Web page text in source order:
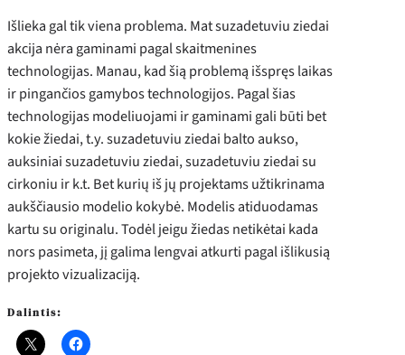
Išlieka gal tik viena problema. Mat suzadetuviu ziedai
akcija nėra gaminami pagal skaitmenines
technologijas. Manau, kad šią problemą išspręs laikas
ir pingančios gamybos technologijos. Pagal šias
technologijas modeliuojami ir gaminami gali būti bet
kokie žiedai, t.y. suzadetuviu ziedai balto aukso,
auksiniai suzadetuviu ziedai, suzadetuviu ziedai su
cirkoniu ir k.t. Bet kurių iš jų projektams užtikrinama
aukščiausio modelio kokybė. Modelis atiduodamas
kartu su originalu. Todėl jeigu žiedas netikėtai kada
nors pasimeta, jį galima lengvai atkurti pagal išlikusią
projekto vizualizaciją.
Dalintis: